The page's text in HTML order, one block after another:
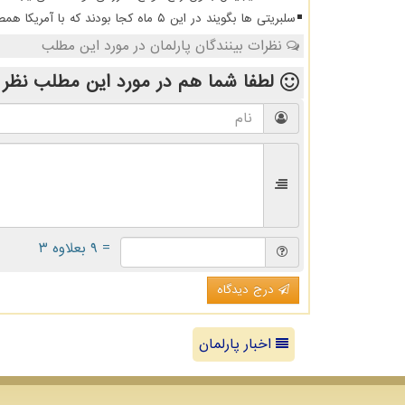
سلبریتی ها بگویند در این ۵ ماه کجا بودند که با آمریکا همصدا شدند
نظرات بینندگان پارلمان در مورد این مطلب
لطفا شما هم در مورد این مطلب
= ۹ بعلاوه ۳
درج دیدگاه
اخبار پارلمان